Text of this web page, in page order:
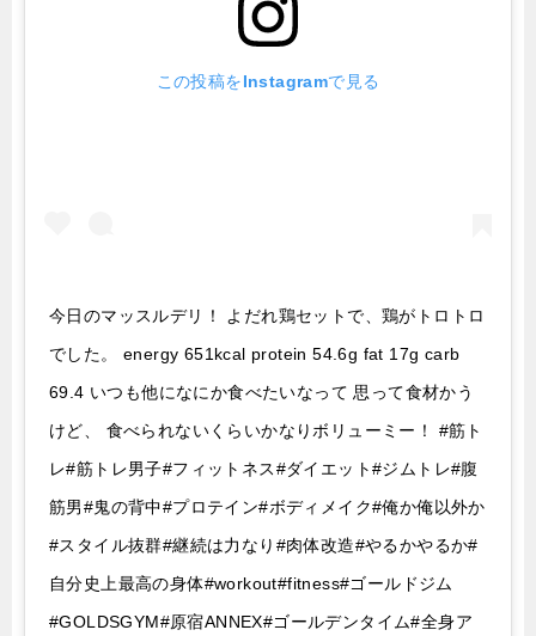
この投稿をInstagramで見る
今日のマッスルデリ！ よだれ鶏セットで、鶏がトロトロ
でした。 energy 651kcal protein 54.6g fat 17g carb
69.4 いつも他になにか食べたいなって 思って食材かう
けど、 食べられないくらいかなりボリューミー！ #筋ト
レ#筋トレ男子#フィットネス#ダイエット#ジムトレ#腹
筋男#鬼の背中#プロテイン#ボディメイク#俺か俺以外か
#スタイル抜群#継続は力なり#肉体改造#やるかやるか#
自分史上最高の身体#workout#fitness#ゴールドジム
#GOLDSGYM#原宿ANNEX#ゴールデンタイム#全身ア